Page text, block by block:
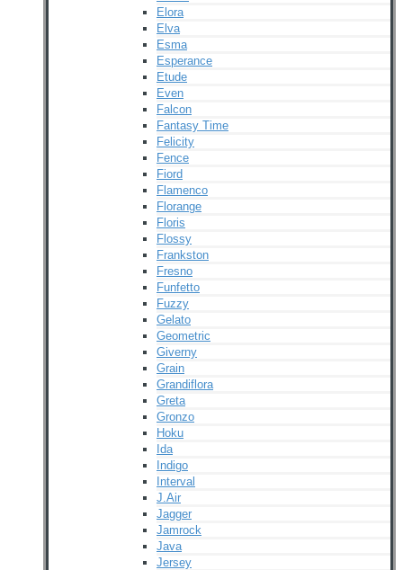
Elora
Elva
Esma
Esperance
Etude
Even
Falcon
Fantasy Time
Felicity
Fence
Fiord
Flamenco
Florange
Floris
Flossy
Frankston
Fresno
Funfetto
Fuzzy
Gelato
Geometric
Giverny
Grain
Grandiflora
Greta
Gronzo
Hoku
Ida
Indigo
Interval
J.Air
Jagger
Jamrock
Java
Jersey